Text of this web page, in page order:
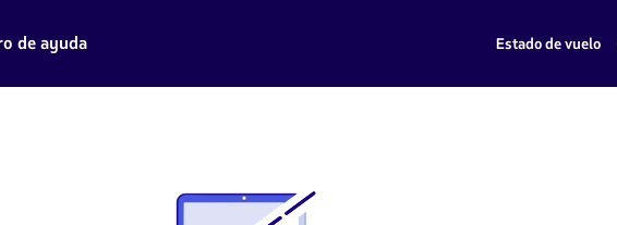
de ayuda Estado de vuelo